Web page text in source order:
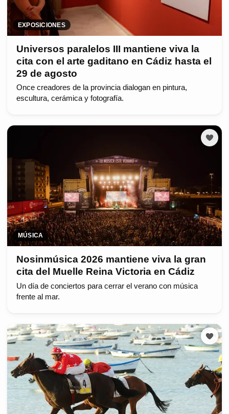
EXPOSICIONES
Universos paralelos III mantiene viva la
cita con el arte gaditano en Cádiz hasta el
29 de agosto
Once creadores de la provincia dialogan en pintura,
escultura, cerámica y fotografía.
MÚSICA
Nosinmúsica 2026 mantiene viva la gran
cita del Muelle Reina Victoria en Cádiz
Un día de conciertos para cerrar el verano con música
frente al mar.